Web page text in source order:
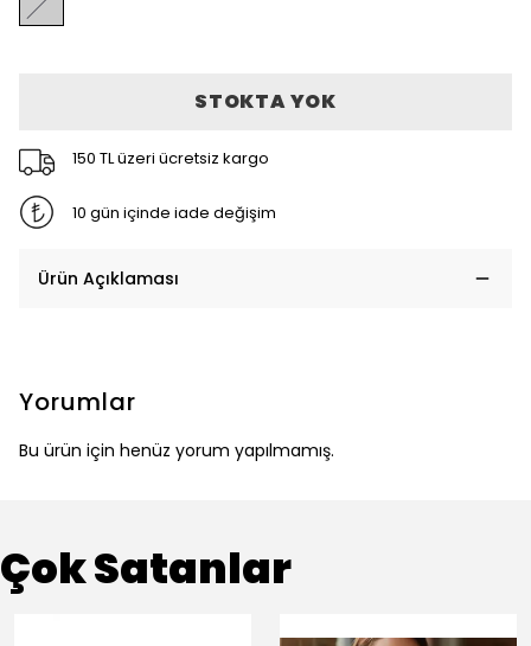
STOKTA YOK
150 TL üzeri ücretsiz kargo
10 gün içinde iade değişim
Ürün Açıklaması
Yorumlar
Bu ürün için henüz yorum yapılmamış.
Çok Satanlar